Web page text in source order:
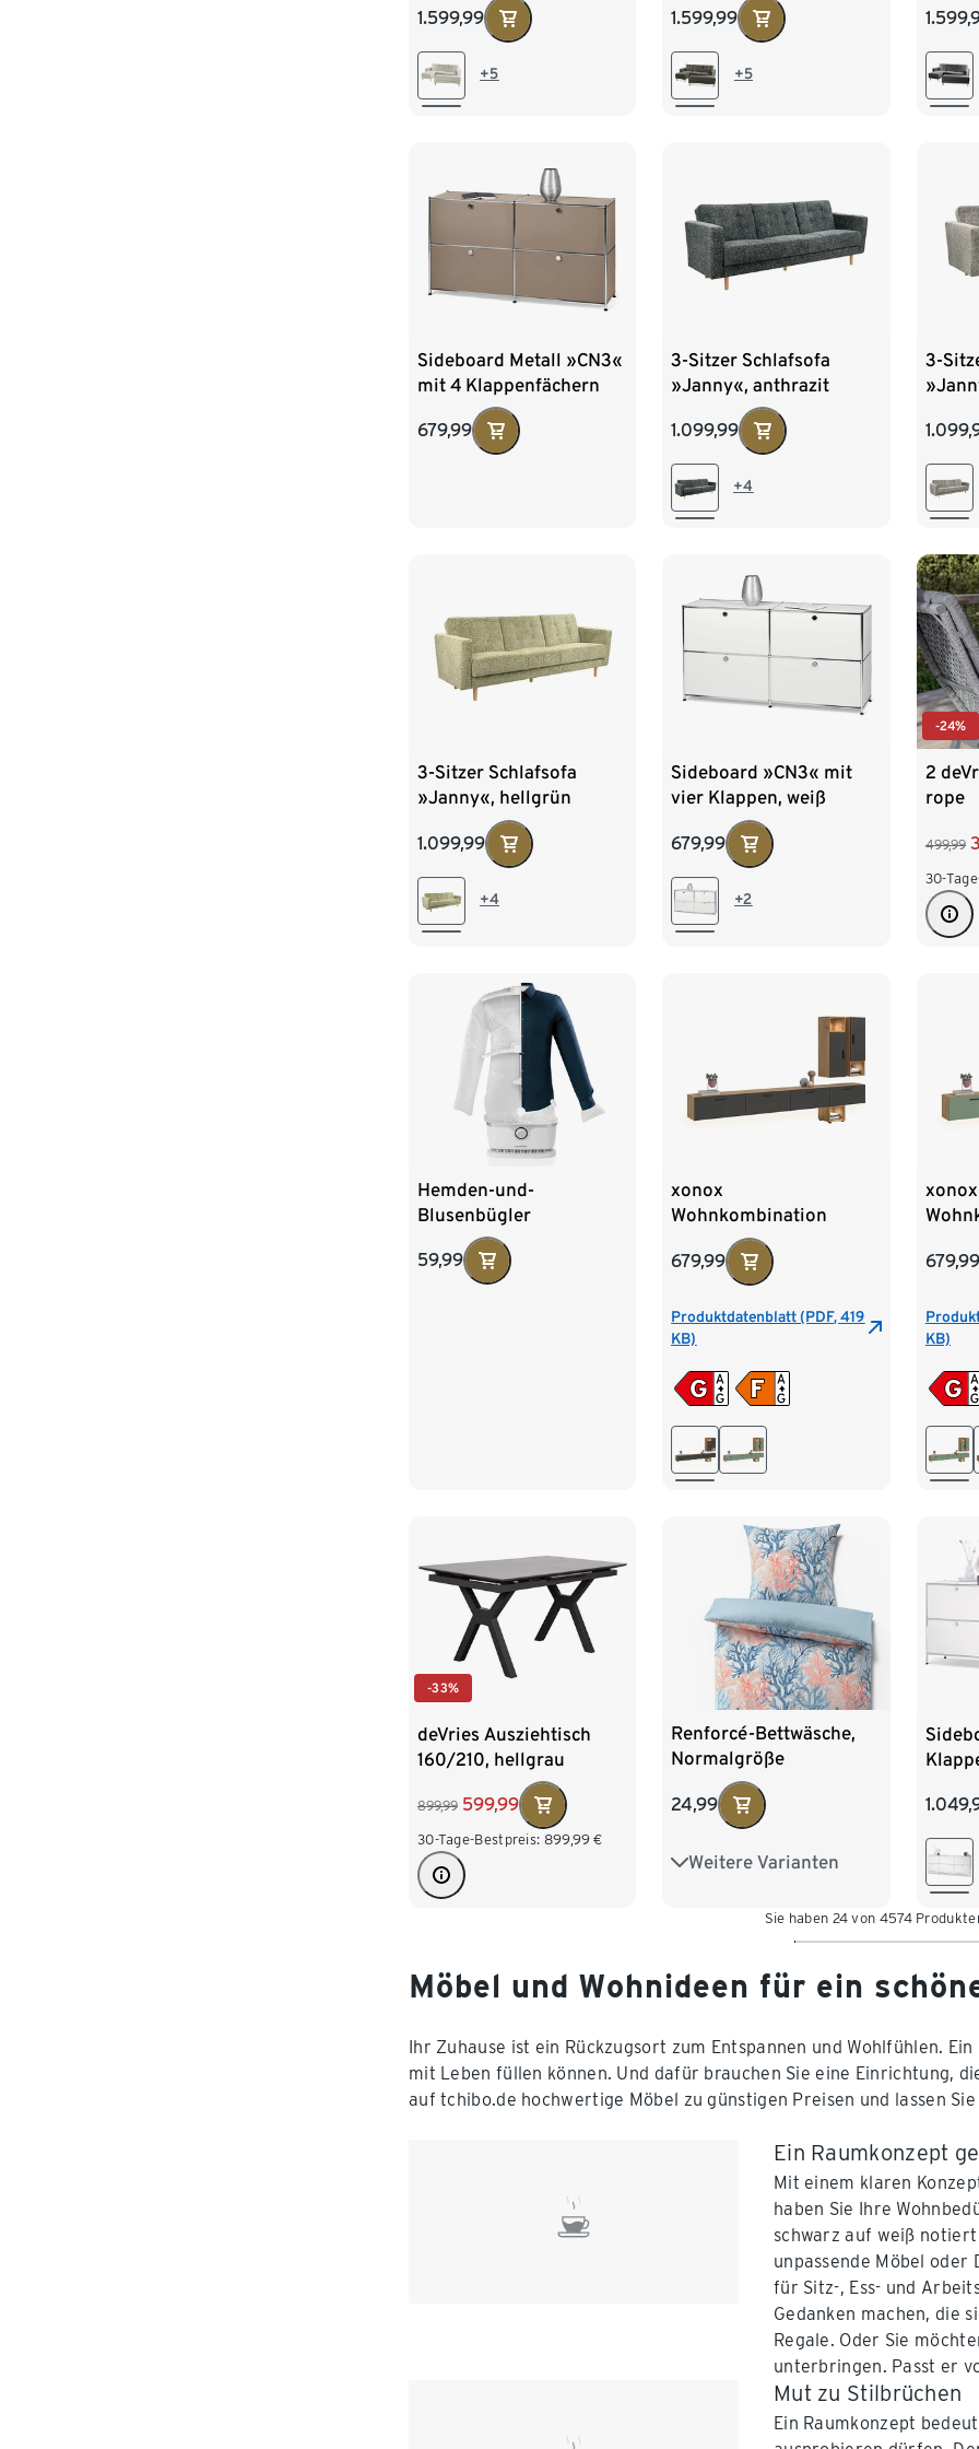
1.599,99
+5
1.599,99
+5
Sideboard Metall »CN3«
mit 4 Klappenfächern
679,99
3-Sitzer Schlafsofa
»Janny«, anthrazit
1.099,99
+4
3-
3-Sitzer Schlafsofa
»Janny«, hellgrün
1.099,99
+4
Sideboard »CN3« mit
vier Klappen, weiß
679,99
+2
-24%
2
rope
499,99
30-
Hemden-und-
Blusenbügler
59,99
xonox
Wohnkombination
»Only« inkl.
Beleuchtung, large, grau
679,99
Produktdatenblatt (PDF, 419
KB)
xonox
679,99
KB)
-33%
deVries Ausziehtisch
160/210, hellgrau
899,99 599,99
30-Tage-Bestpreis: 899,99 €
Renforcé-Bettwäsche,
Normalgröße
24,99
Weitere Varianten
Übergröße
Sie haben 24 von 4574
Möbel und Wohnideen für ein
Ihr Zuhause ist ein Rückzugsort zum Entspannen und Wohlfühlen.
mit Leben füllen können. Und dafür brauchen Sie eine Einrichtung,
auf tchibo.de hochwertige Möbel zu günstigen Preisen und lassen
Ein Raumkonzept
Mit einem klaren
haben Sie Ihre
schwarz auf weiß
unpassende Möbel oder
für Sitz-, Ess- und
Gedanken machen, die
Regale. Oder Sie
unterbringen. Passt er
Mut zu Stilbrüchen
Ein Raumkonzept